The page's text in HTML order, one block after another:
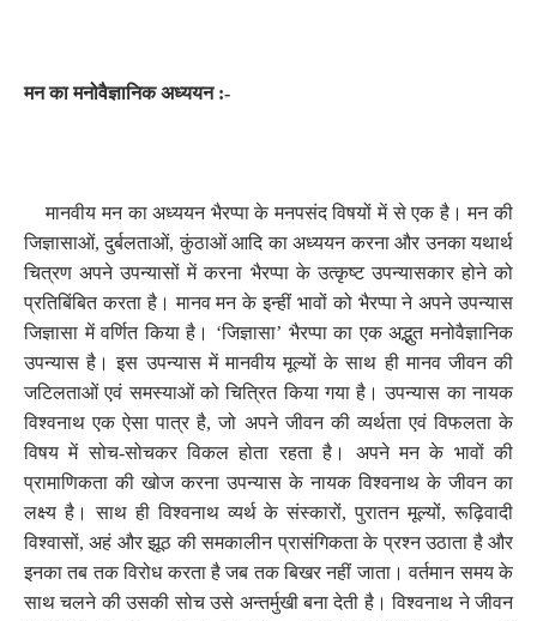
मन का मनोवैज्ञानिक अध्ययन :-
मानवीय मन का अध्ययन भैरप्पा के मनपसंद विषयों में से एक है। मन की
जिज्ञासाओं,दुर्बलताओं,कुंठाओं आदि का अध्ययन करना और उनका यथार्थ
चित्रण अपने उपन्यासों में करना भैरप्पा के उत्कृष्ट उपन्यासकार होने को
प्रतिबिंबित करता है। मानव मन के इन्हीं भावों को भैरप्पा ने अपने उपन्यास
जिज्ञासा में वर्णित किया है।
‘जिज्ञासा’ भैरप्पा का एक अद्भुत मनोवैज्ञानिक
उपन्यास है। इस उपन्यास में मानवीय मूल्यों के साथ ही मानव जीवन की
जटिलताओं एवं समस्याओं को चित्रित किया गया है। उपन्यास का नायक
विश्वनाथ एक ऐसा पात्र है,जो अपने जीवन की व्यर्थता एवं विफलता के
विषय में सोच-सोचकर विकल होता रहता है। अपने मन के भावों की
प्रामाणिकता की खोज करना उपन्यास के नायक विश्वनाथ के जीवन का
लक्ष्य है। साथ ही विश्वनाथ व्यर्थ के संस्कारों,पुरातन मूल्यों,रूढ़िवादी
विश्वासों,अहं और झूठ की समकालीन प्रासंगिकता के प्रश्न उठाता है और
इनका तब तक विरोध करता है जब तक बिखर नहीं जाता। वर्तमान समय के
साथ चलने की उसकी सोच उसे अन्तर्मुखी बना देती है। विश्वनाथ ने जीवन